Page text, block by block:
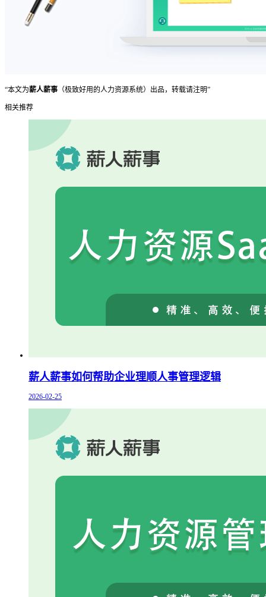
“本文为薪人薪事 （极致好用的人力资源系统）出品，转载请注明”
相关推荐
薪人薪事如何帮助企业理顺人事管理逻辑
2026-02-25